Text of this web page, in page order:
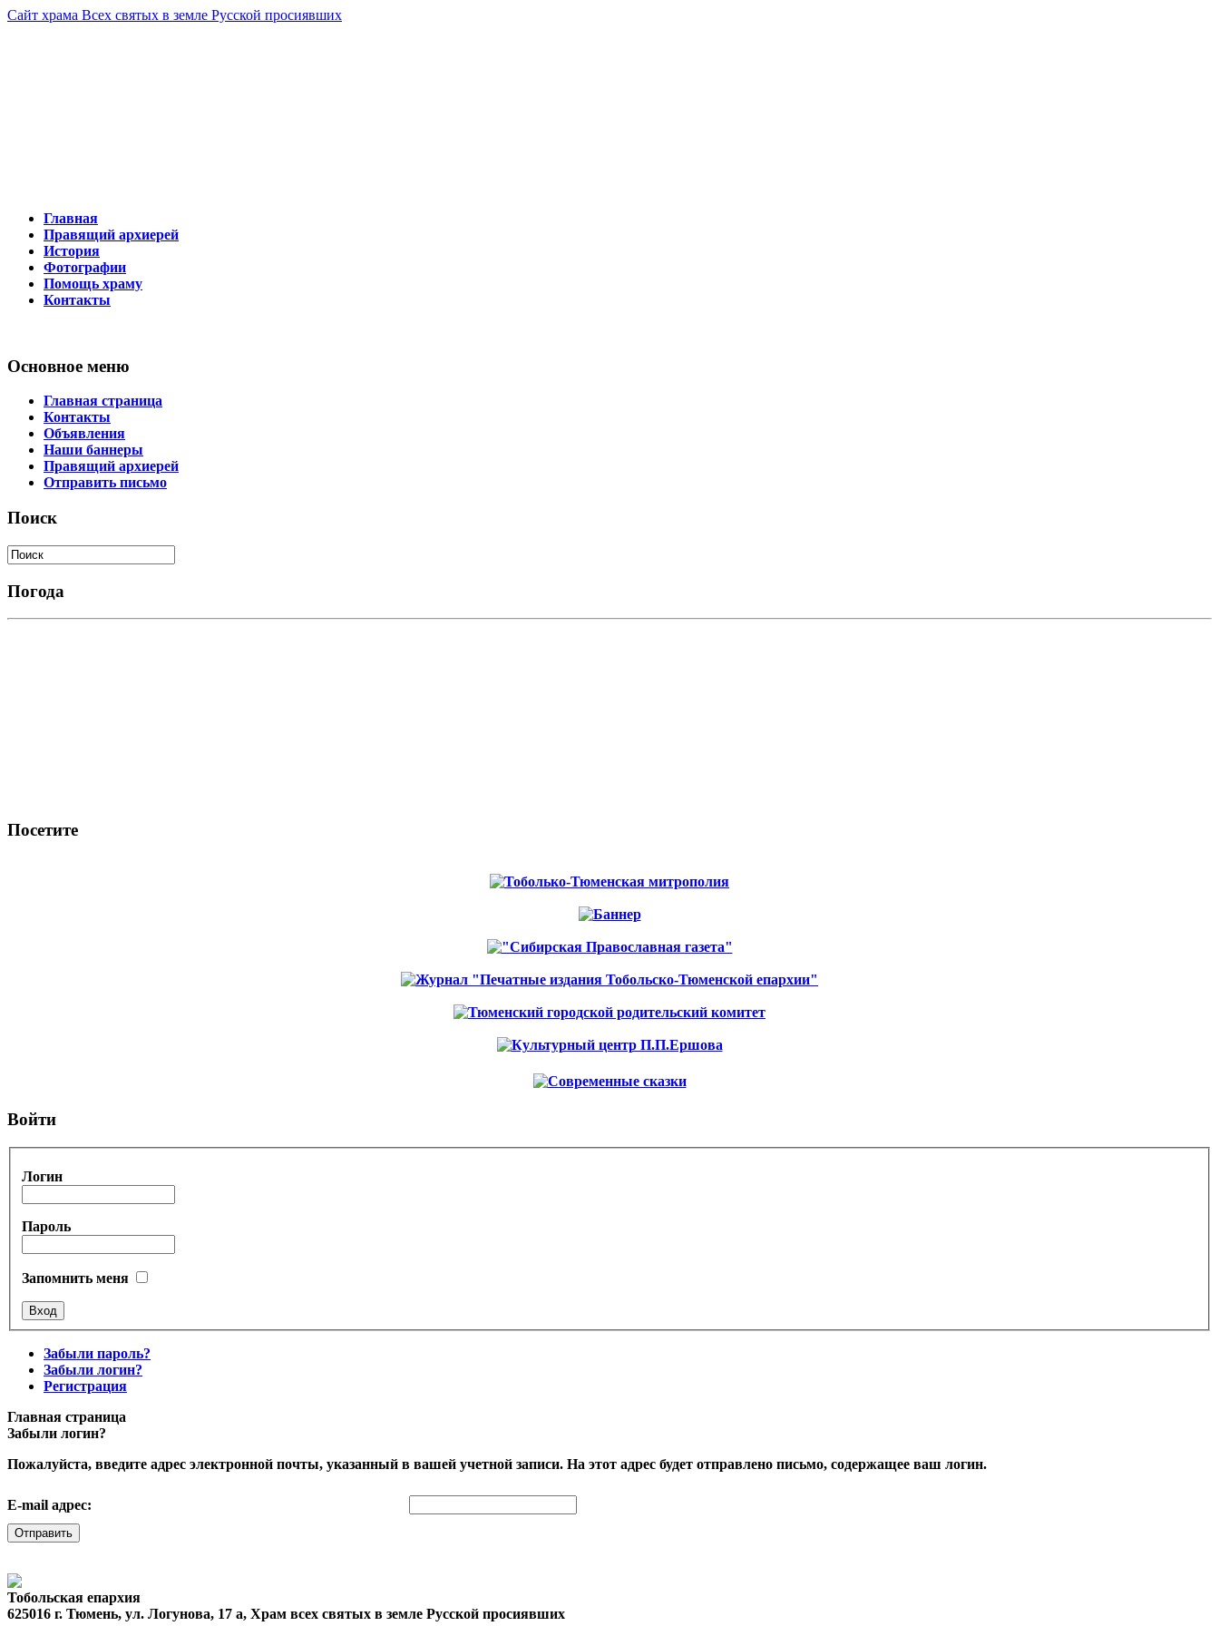
Сайт храма Всех святых в земле Русской просиявших
Главная
Правящий архиерей
История
Фотографии
Помощь храму
Контакты
Основное меню
Главная страница
Контакты
Объявления
Наши баннеры
Правящий архиерей
Отправить письмо
Поиск
Погода
Посетите
Войти
Логин
Пароль
Запомнить меня
Забыли пароль?
Забыли логин?
Регистрация
Главная страница
Забыли логин?
Пожалуйста, введите адрес электронной почты, указанный в вашей учетной записи. На этот адрес будет отправлено письмо, содержащее ваш логин.
E-mail адрес:
Отправить
Тобольская епархия
625016 г. Тюмень, ул. Логунова, 17 а, Храм всех святых в земле Русской просиявших